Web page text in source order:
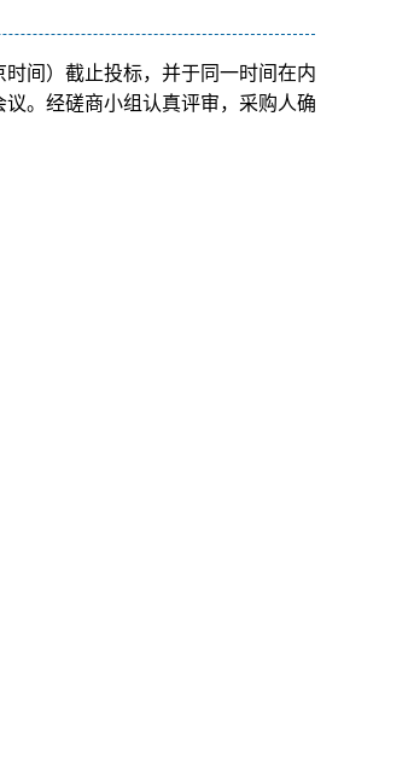
间）截止投标，并于同一时间在内
。经磋商小组认真评审，采购人确